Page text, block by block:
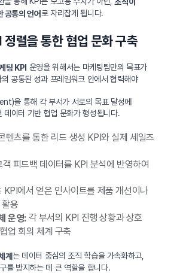
조직이
공통의 언어 로 자리잡게 됩니다.
렬을 통한 협업 문화 구축
팅 KPI 운영을 위해서는 마케팅팀만의 목표가
공통된 성과 프레임워크 안에서 협력해야
을 통해 각 부서가 서로의 목표 달성에
데이터 기반 협업 문화가 형성됩니다.
텐츠를 통한 리드 생성 KPI와 실제 세일즈
피드백 데이터를 KPI 분석에 반영하여
에서 얻은 인사이트를 제품 개선이나
용
운영:각 부서의 KPI 진행 상황과 상호
업 회의 체계 구축
계는 데이터 중심의 조직 학습을 가속화하고,
를 방지하는 데 큰 역할을 합니다.